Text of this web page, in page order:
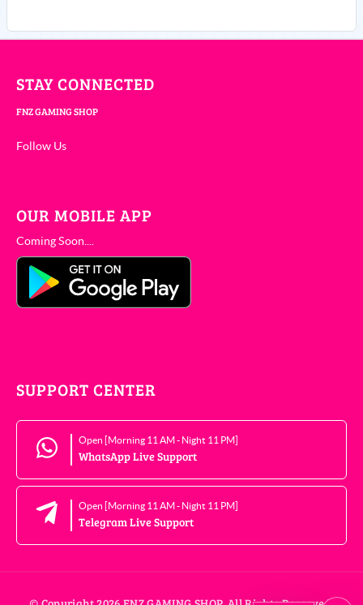
STAY CONNECTED
FNZ GAMING SHOP
Follow Us
OUR MOBILE APP
Coming Soon....
SUPPORT CENTER
Open [Morning 11 AM - Night 11 PM]
WhatsApp Live Support
Open [Morning 11 AM - Night 11 PM]
Telegram Live Support